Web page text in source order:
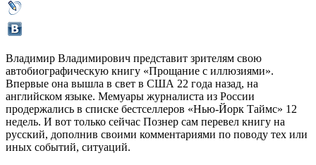
Владимир Владимирович представит зрителям свою
автобиографическую книгу «Прощание с иллюзиями».
Впервые она вышла в свет в США 22 года назад, на
английском языке. Мемуары журналиста из России
продержались в списке бестселлеров «Нью-Йорк Таймс» 12
недель. И вот только сейчас Познер сам перевел книгу на
русский, дополнив своими комментариями по поводу тех или
иных событий, ситуаций.